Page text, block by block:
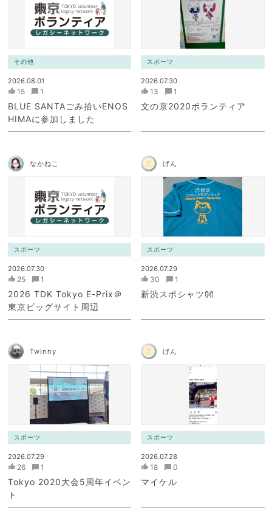
その他
2026.08.01
15 1
BLUE SANTAごみ拾いENOS
HIMAに参加しました
スポーツ
2026.07.30
13 1
文の京2020ボランティア
なかねこ
スポーツ
2026.07.30
25 1
2026 TDK Tokyo E-Prix＠
東京ビッグサイト周辺
げん
スポーツ
2026.07.29
30 1
新渋スポシャツ👐
Twinny
スポーツ
2026.07.29
26 1
Tokyo 2020大会5周年イベン
ト
げん
スポーツ
2026.07.28
18 0
マイケル